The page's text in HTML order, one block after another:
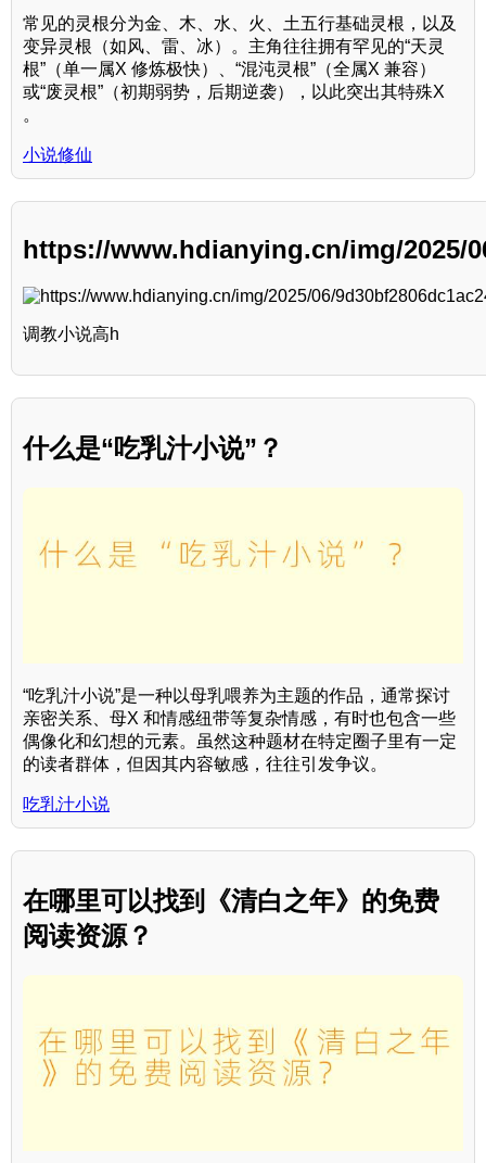
常见的灵根分为金、木、水、火、土五行基础灵根，以及
变异灵根（如风、雷、冰）。主角往往拥有罕见的“天灵
根”（单一属X 修炼极快）、“混沌灵根”（全属X 兼容）
或“废灵根”（初期弱势，后期逆袭），以此突出其特殊X
。
小说修仙
https://www.hdianying.cn/img/2025/
调教小说高h
什么是“吃乳汁小说”？
“吃乳汁小说”是一种以母乳喂养为主题的作品，通常探讨
亲密关系、母X 和情感纽带等复杂情感，有时也包含一些
偶像化和幻想的元素。虽然这种题材在特定圈子里有一定
的读者群体，但因其内容敏感，往往引发争议。
吃乳汁小说
在哪里可以找到《清白之年》的免费
阅读资源？